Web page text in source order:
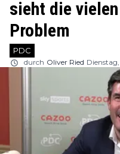
sieht die
Problem
PDC
durch Oliver Ried